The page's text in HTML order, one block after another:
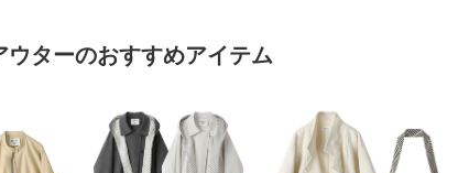
ウターのおすすめアイテム